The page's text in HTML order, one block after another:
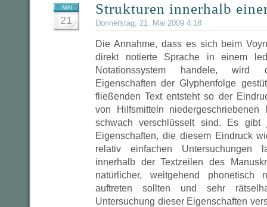
MAI
21
Strukturen innerhalb
Donnerstag, 21. Mai 2009 4:18
Die Annahme, dass es sich beim
direkt notierte Sprache in einem
Notationssystem handele,
Eigenschaften der Glyphenfolge
fließenden Text entsteht so der
von Hilfsmitteln
schwach verschlüsselt sind. Es gibt
Eigenschaften, die diesem Eindruck
relativ einfachen Untersuchungen
innerhalb der Textzeilen des
natürlicher, weitgehend phonetisch
auftreten sollten und sehr
Untersuchung dieser Eigenschaften